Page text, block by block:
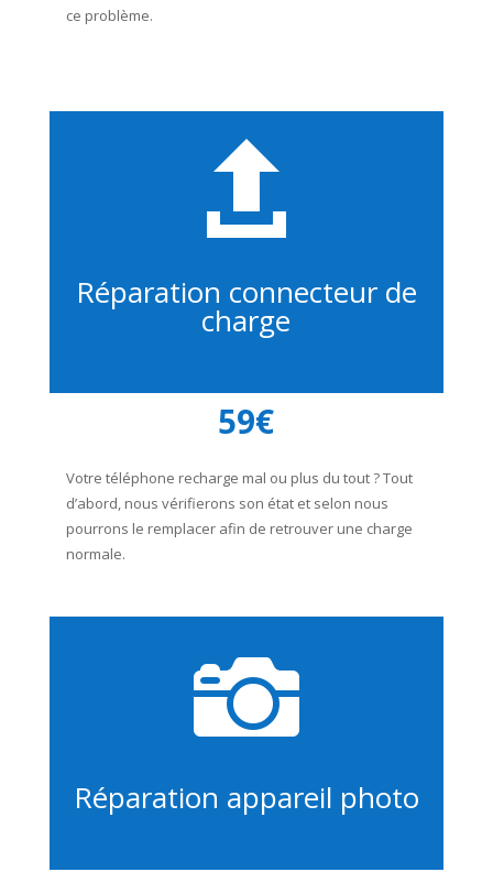
ce problème.

Réparation connecteur de
charge
59€
Votre téléphone recharge mal ou plus du tout ? Tout
d’abord, nous vérifierons son état et selon nous
pourrons le remplacer afin de retrouver une charge
normale.

Réparation appareil photo